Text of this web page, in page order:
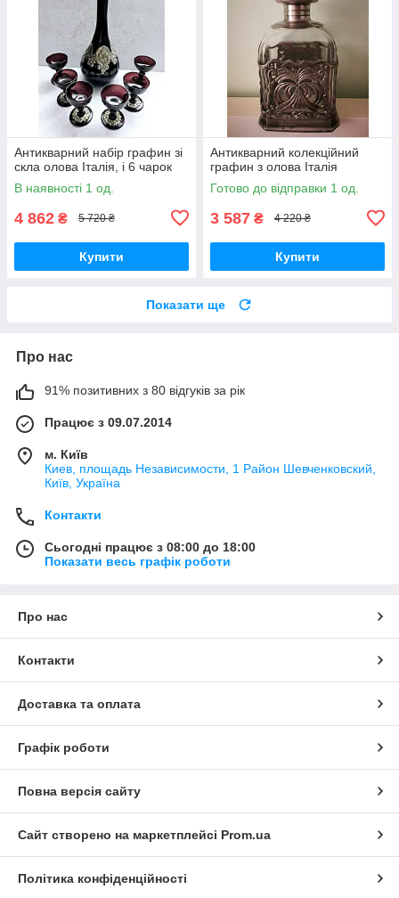
Антикварний набір графин зі
скла олова Італія, і 6 чарок
В наявності 1 од.
4 862 ₴ 5 720 ₴
Купити
Антикварний колекційний
графин з олова Італія
Готово до відправки 1 од.
3 587 ₴ 4 220 ₴
Купити
Показати ще
Про нас
91% позитивних з 80 відгуків за рік
Працює з 09.07.2014
м. Київ
Киев, площадь Независимости, 1 Район Шевченковский,
Київ, Україна
Контакти
Сьогодні працює з 08:00 до 18:00
Показати весь графік роботи
Про нас
Контакти
Доставка та оплата
Графік роботи
Повна версія сайту
Сайт створено на маркетплейсі Prom.ua
Політика конфіденційності